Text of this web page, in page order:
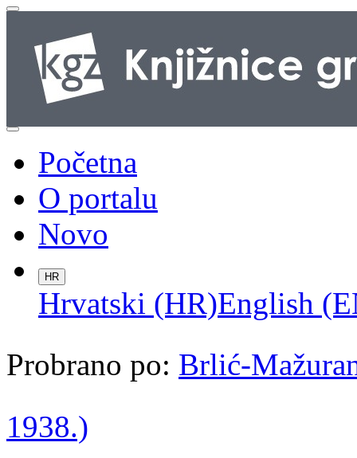
Početna
O portalu
Novo
HR
Hrvatski (HR)English
Probrano po: Brlić-
1938.)